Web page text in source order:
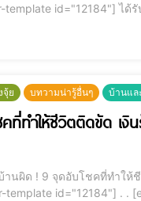
จุ้ย บทวามน่ารู้อื่นๆ บ้านแล
ทำให้ชีวิตติดขัด เงิน